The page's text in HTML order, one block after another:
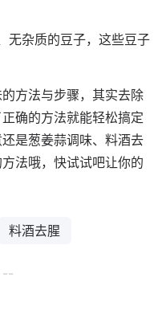
无杂质的豆子，这些豆子
方法与步骤，其实去除
确的方法就能轻松搞定
是葱姜蒜调味、料酒去
法哦，快试试吧让你的
料酒去腥
--